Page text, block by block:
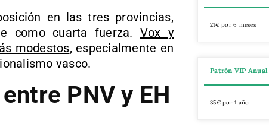
en las tres provincias,
como cuarta fuerza. Vox y
modestos, especialmente en
vasco.
PNV y EH
21€ por 6 meses
Patrón VIP Anual
35€ por 1 año